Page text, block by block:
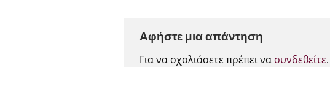
Αφήστε μια απάντηση
Για να σχολιάσετε πρέπει να συνδεθείτε.